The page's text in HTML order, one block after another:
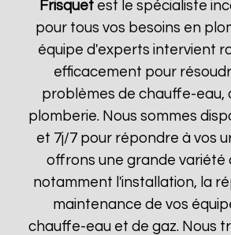
Frisquet est le spécialiste
pour tous vos besoins en
équipe d'experts intervient
efficacement pour
problèmes de chauffe-eau,
plomberie. Nous sommes
et 7j/7 pour répondre à vos
offrons une grande variété
notamment l'installation, la
maintenance de vos
chauffe-eau et de gaz. Nous